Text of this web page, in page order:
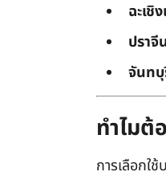
ฉะเชิ
ปราจี
จันท
ทำไมต้
การเลือกใช้